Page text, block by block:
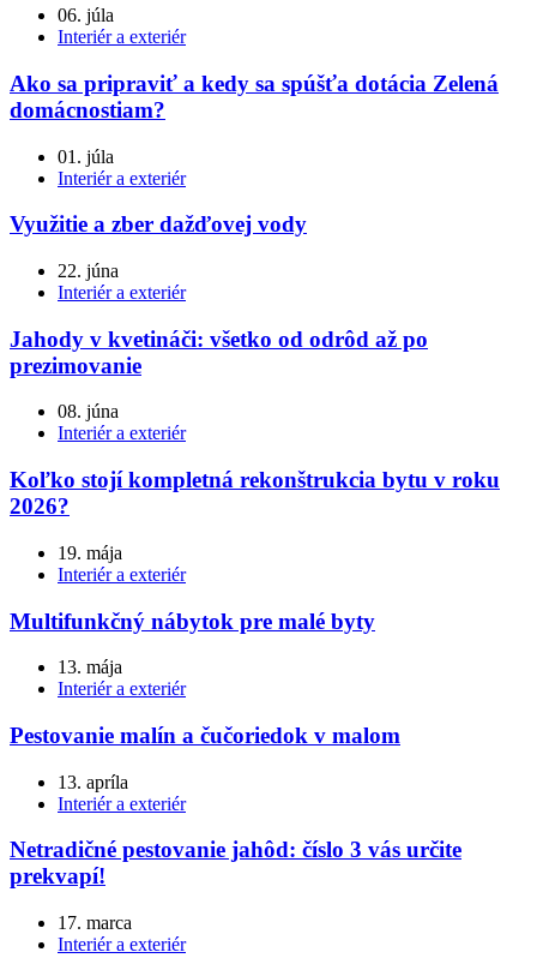
06. júla
Interiér a exteriér
Ako sa pripraviť a kedy sa spúšťa dotácia Zelená
domácnostiam?
01. júla
Interiér a exteriér
Využitie a zber dažďovej vody
22. júna
Interiér a exteriér
Jahody v kvetináči: všetko od odrôd až po
prezimovanie
08. júna
Interiér a exteriér
Koľko stojí kompletná rekonštrukcia bytu v roku
2026?
19. mája
Interiér a exteriér
Multifunkčný nábytok pre malé byty
13. mája
Interiér a exteriér
Pestovanie malín a čučoriedok v malom
13. apríla
Interiér a exteriér
Netradičné pestovanie jahôd: číslo 3 vás určite
prekvapí!
17. marca
Interiér a exteriér